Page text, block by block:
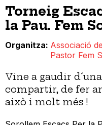
Torneig
la Pau. Fem
Organitza Associació
Pastor Fem
Vine a gaudir
compartir, de fer
això i molt més !